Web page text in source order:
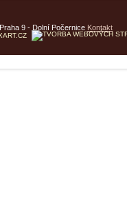
9 - Dolní Počernice Kontakt